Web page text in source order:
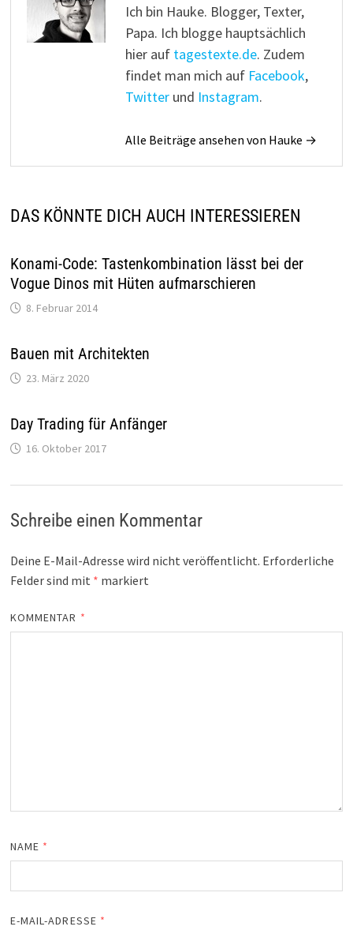
Ich bin Hauke. Blogger, Texter,
Papa. Ich blogge hauptsächlich
hier auf tagestexte.de. Zudem
findet man mich auf Facebook,
Twitterund Instagram.
Alle Beiträge ansehen von Hauke →
DAS KÖNNTE DICH AUCH INTERESSIEREN
Konami-Code: Tastenkombination lässt bei der
Vogue Dinos mit Hüten aufmarschieren
8. Februar 2014
Bauen mit Architekten
23. März 2020
Day Trading für Anfänger
16. Oktober 2017
Schreibe einen Kommentar
Deine E-Mail-Adresse wird nicht veröffentlicht. Erforderliche
Felder sind mit * markiert
KOMMENTAR *
NAME *
E-MAIL-ADRESSE *